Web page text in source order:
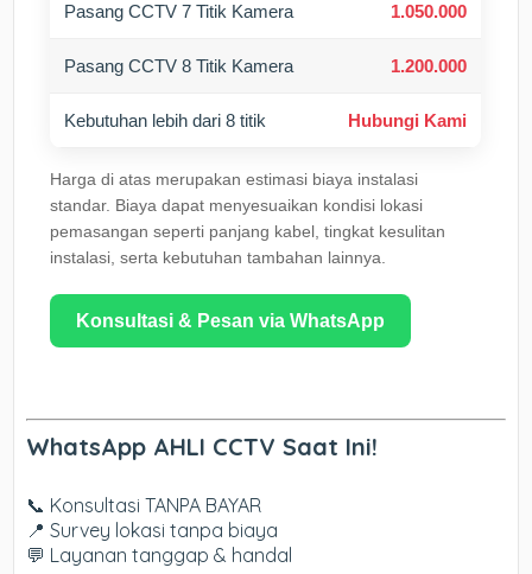
Pasang CCTV 7 Titik Kamera 1.050.000
Pasang CCTV 8 Titik Kamera 1.200.000
Kebutuhan lebih dari 8 titik Hubungi Kami
Harga di atas merupakan estimasi biaya instalasi
standar. Biaya dapat menyesuaikan kondisi lokasi
pemasangan seperti panjang kabel, tingkat kesulitan
instalasi, serta kebutuhan tambahan lainnya.
Konsultasi & Pesan via WhatsApp
WhatsApp AHLI CCTV Saat Ini!
📞 Konsultasi TANPA BAYAR
📍 Survey lokasi tanpa biaya
💬 Layanan tanggap & handal